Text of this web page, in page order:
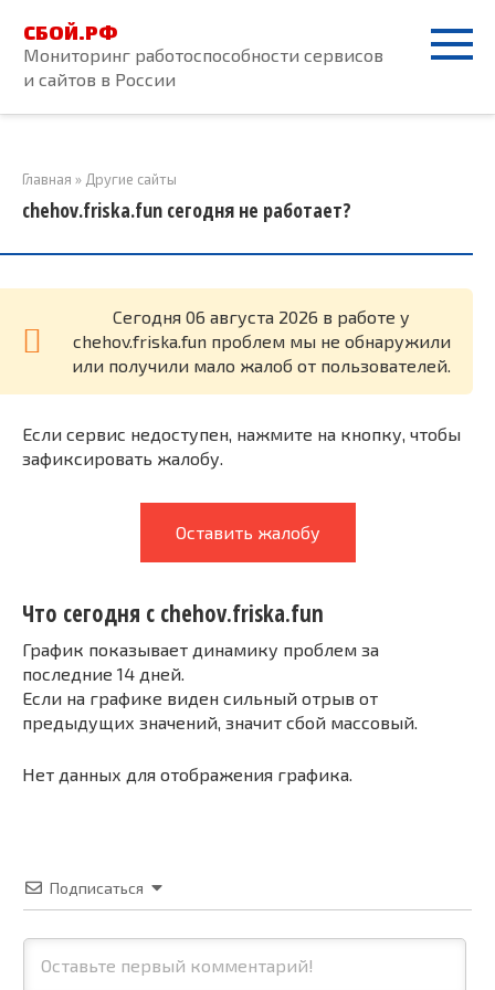
контенту
СБОЙ.РФ
Мониторинг работоспособности сервисов
и сайтов в России
Главная » Другие сайты
chehov.friska.fun сегодня не работает?
Cегодня 06 августа 2026 в работе у
chehov.friska.fun проблем мы не обнаружили
или получили мало жалоб от пользователей.
Если сервис недоступен, нажмите на кнопку, чтобы
зафиксировать жалобу.
Оставить жалобу
Что сегодня с chehov.friska.fun
График показывает динамику проблем за
последние 14 дней.
Если на графике виден сильный отрыв от
предыдущих значений, значит сбой массовый.
Нет данных для отображения графика.
Подписаться